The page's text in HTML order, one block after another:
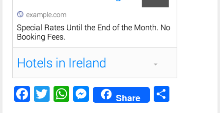
F T W M Share